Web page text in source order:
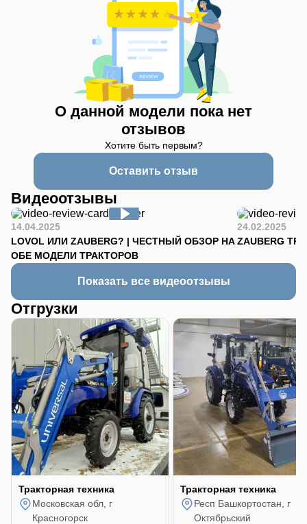
О данной модели пока нет
отзывов
Хотите быть первым?
Оставить отзыв
Видеоотзывы
14.04.2025
LOVOL ИЛИ ZAUBERG? | ЧЕСТНЫЙ ОБЗОР НА
ОБЕ МОДЕЛИ ТРАКТОРОВ
24.02.2025
ZAUBERG
Показать все видеоотзывы
Отгрузки
Тракторная техника
Московская обл, г
Красногорск
Тракторная техника
Респ Башкортостан, г
Октябрьский